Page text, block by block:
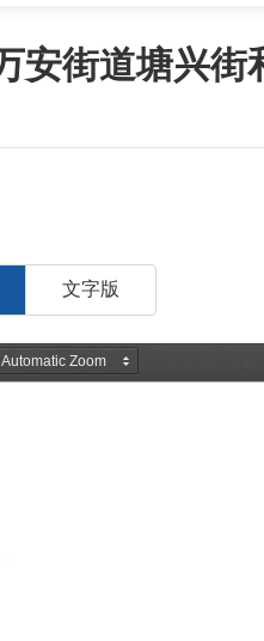
安街道塘兴街
文字版